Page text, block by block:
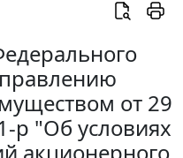
от 29
р "Об условиях